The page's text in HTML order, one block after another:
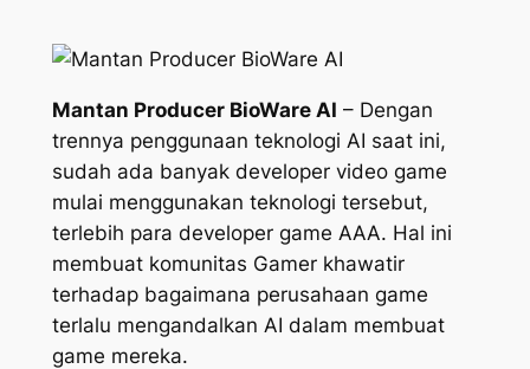
Mantan Producer BioWare AI – Dengan
trennya penggunaan teknologi AI saat ini,
sudah ada banyak developer video game
mulai menggunakan teknologi tersebut,
terlebih para developer game AAA. Hal ini
membuat komunitas Gamer khawatir
terhadap bagaimana perusahaan game
terlalu mengandalkan AI dalam membuat
game mereka.